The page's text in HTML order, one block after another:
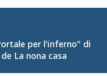
per l'inferno" di
La nona casa